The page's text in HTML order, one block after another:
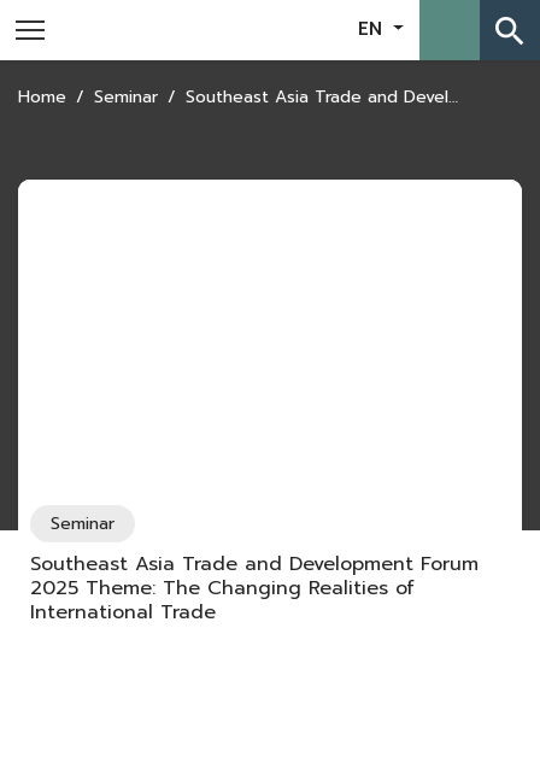
EN search
Home Seminar Southeast Asia Trade and Development Forum 2025 Theme: The Changing Realities of International Trade
Seminar
Southeast Asia Trade and Development Forum
2025 Theme: The Changing Realities of
International Trade